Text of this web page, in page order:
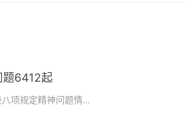
题6412起
项规定精神问题情...